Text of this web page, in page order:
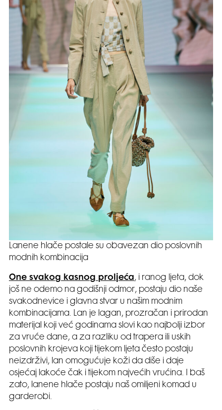
Lanene hlače postale su obavezan dio poslovnih
modnih kombinacija
One svakog kasnog proljeća, i ranog ljeta, dok
još ne odemo na godišnji odmor, postaju dio naše
svakodnevice i glavna stvar u našim modnim
kombinacijama. Lan je lagan, prozračan i prirodan
materijal koji već godinama slovi kao najbolji izbor
za vruće dane, a za razliku od trapera ili uskih
poslovnih krojeva koji tijekom ljeta često postaju
neizdrživi, lan omogućuje koži da diše i daje
osjećaj lakoće čak i tijekom najvećih vrućina. I baš
zato, lanene hlače postaju naš omiljeni komad u
garderobi.